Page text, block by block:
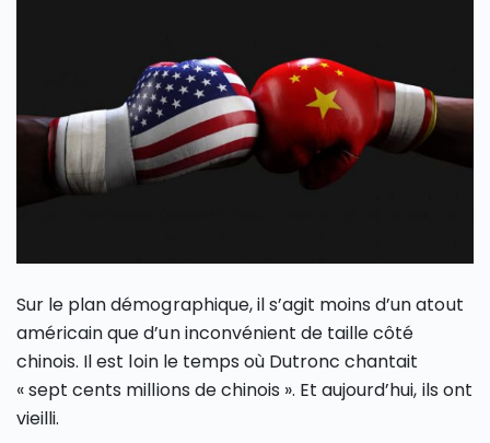
Sur le plan démographique, il s’agit moins d’un atout
américain que d’un inconvénient de taille côté
chinois. Il est loin le temps où Dutronc chantait
« sept cents millions de chinois ». Et aujourd’hui, ils ont
vieilli.